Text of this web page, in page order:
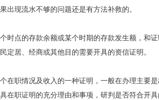
现流水不够的问题还是有方法补救的。
时点的存款余额或某个时期的存款发生额，和
居、经商或其他目的需要开具的资信证明。
在职情况及收入的一种证明，一般在办理主要
在职证明的充分理由和事项，研判是否符合开